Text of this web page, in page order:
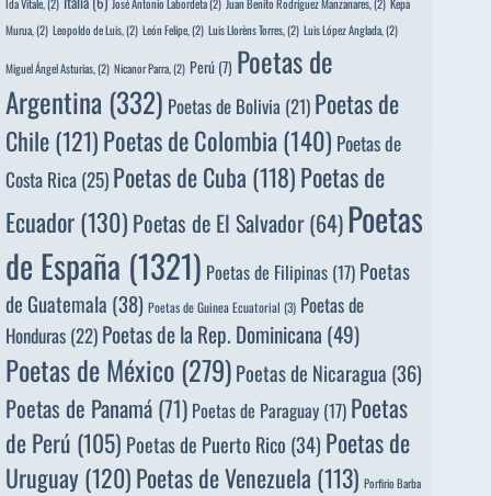
Murua, (2) Leopoldo de Luis, (2) León Felipe, (2) Luis Llorèns Torres, (2) Luis López Anglada, (2)
Miguel Ángel Asturias, (2) Nicanor Parra, (2) Perú (7) Poetas de
Argentina (332) Poetas de Bolivia (21) Poetas de
Chile(121)Poetas de Colombia(140) Poetas de
Costa Rica(25)Poetas de Cuba (118)Poetas de
Ecuador(130) Poetas de El Salvador(64)Poetas
de España (1321) Poetas de Filipinas (17) Poetas
de Guatemala (38) Poetas de Guinea Ecuatorial (3) Poetas de
Honduras (22) Poetas de la Rep. Dominicana (49)
Poetas de México(279)Poetas de Nicaragua (36)
Poetas de Panamá (71) Poetas de Paraguay (17) Poetas
de Perú (105) Poetas de Puerto Rico (34) Poetas de
Uruguay(120)Poetas de Venezuela (113) Porfirio Barba